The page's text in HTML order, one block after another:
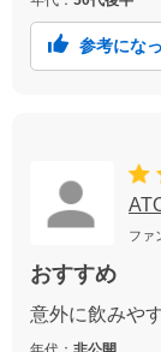
参考にな
ファ
おすすめ
意外に飲みや